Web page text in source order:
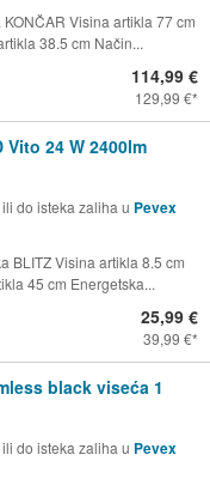
Visina artikla 77 cm
38.5 cm Način...
114,99 €
129,99 €
24 W 2400lm
do isteka zaliha u Pevex
BLITZ Visina artikla 8.5 cm
45 cm Energetska...
25,99 €
39,99 €
black viseća 1
do isteka zaliha u Pevex